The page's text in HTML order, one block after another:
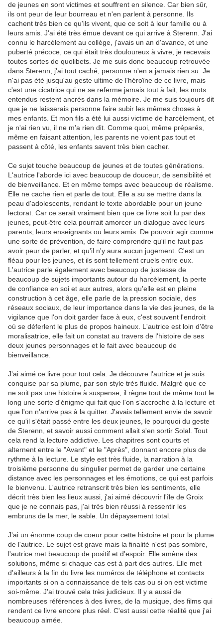
de jeunes en sont victimes et souffrent en silence. Car bien sûr,
ils ont peur de leur bourreau et n'en parlent à personne. Ils
cachent très bien ce qu'ils vivent, que ce soit à leur famille ou à
leurs amis. J'ai été très émue devant ce qui arrive à Sterenn. J'ai
connu le harcèlement au collège, j'avais un an d'avance, et une
puberté précoce, ce qui était très douloureux à vivre, je recevais
toutes sortes de quolibets. Je me suis donc beaucoup retrouvée
dans Sterenn, j'ai tout caché, personne n'en a jamais rien su. Je
n'ai pas été jusqu'au geste ultime de l'héroïne de ce livre, mais
c'est une cicatrice qui ne se referme jamais tout à fait, les mots
entendus restent ancrés dans la mémoire. Je me suis toujours dit
que je ne laisserais personne faire subir les mêmes choses à
mes enfants. Et mon fils a été lui aussi victime de harcèlement, et
je n'ai rien vu, il ne m'a rien dit. Comme quoi, même préparés,
même en faisant attention, les parents ne voient pas tout et
passent à côté, les enfants savent très bien cacher.
Ce sujet touche beaucoup de jeunes et de toutes générations.
L'autrice l'aborde ici avec beaucoup de douceur, de sensibilité et
de bienveillance. Et en même temps avec beaucoup de réalisme.
Elle ne cache rien et parle de tout. Elle a su se mettre dans la
peau d'adolescents, rendant le texte abordable pour un jeune
lectorat. Car ce serait vraiment bien que ce livre soit lu par des
jeunes, peut-être cela pourrait amorcer un dialogue avec leurs
parents, leurs enseignants ou leurs amis. De pouvoir agir comme
une sorte de prévention, de faire comprendre qu'il ne faut pas
avoir peur de parler, et qu'il n'y aura aucun jugement. C'est un
fléau pour les jeunes, et ils sont tellement cruels entre eux.
L'autrice parle également avec beaucoup de justesse de
beaucoup de sujets importants autour du harcèlement, la perte
de confiance en soi et aux autres, alors qu'elle est en pleine
construction à cet âge, elle parle de la pression sociale, des
réseaux sociaux, de leur importance dans la vie des jeunes, de la
vigilance que l'on doit garder face à eux, c'est souvent l'endroit
où se déferlent le plus de propos haineux. L'autrice est loin d'être
moralisatrice, elle fait un constat au travers de l'histoire de ses
deux jeunes personnages et le fait avec beaucoup de
bienveillance.
J'ai aimé ce livre pour tout cela. Je découvre l'autrice et je suis
conquise par sa plume, par son style très fluide. Malgré que ce
ne soit pas une histoire à suspense, il règne tout de même tout le
long une sorte d'énigme qui fait que l'on s'accroche à la lecture et
que l'on n'arrive pas à la quitter. J'avais tellement envie de savoir
ce qu'il s'était passé entre les deux jeunes, le pourquoi du geste
de Sterenn, et savoir aussi comment allait s'en sortir Solal. Tout
cela rend la lecture addictive. Les chapitres sont courts et
alternent entre le "Avant" et le "Après", donnant encore plus de
rythme à la lecture. Le style est très fluide, la narration à la
troisième personne du singulier permet de garder une certaine
distance avec les personnages et les émotions, ce qui est parfois
le bienvenu. L'autrice retranscrit très bien les sentiments, elle
décrit très bien les lieux aussi, j'ai aimé découvrir l'île de Groix
que je ne connais pas, j'ai très bien réussi à ressentir les
embruns de la mer, le sable. Un dépaysement total.
J'ai un énorme coup de coeur pour cette histoire et pour la plume
de l'autrice. Le sujet est grave mais la finalité n'est pas sombre,
l'autrice met beaucoup de positif et d'espoir. Elle amène des
solutions, même si chaque cas est à part des autres. Elle met
d'ailleurs à la fin du livre les numéros de téléphone et contacts
importants si on a connaissance de tels cas ou si on est victime
soi-même. J'ai trouvé cela très judicieux. Il y a aussi de
nombreuses références à des livres, de la musique, des films qui
rendent ce livre encore plus réel. C'est aussi cette réalité que j'ai
beaucoup aimée.